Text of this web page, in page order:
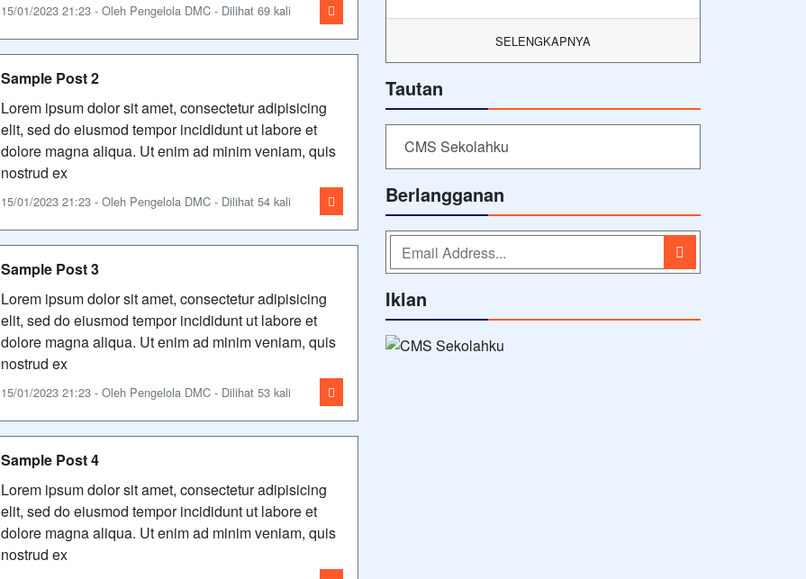
15/01/2023 21:23 - Oleh Pengelola DMC - Dilihat 69 kali
Sample Post 2
Lorem ipsum dolor sit amet, consectetur adipisicing
elit, sed do eiusmod tempor incididunt ut labore et
dolore magna aliqua. Ut enim ad minim veniam, quis
nostrud ex
15/01/2023 21:23 - Oleh Pengelola DMC - Dilihat 54 kali
Sample Post 3
Lorem ipsum dolor sit amet, consectetur adipisicing
elit, sed do eiusmod tempor incididunt ut labore et
dolore magna aliqua. Ut enim ad minim veniam, quis
nostrud ex
15/01/2023 21:23 - Oleh Pengelola DMC - Dilihat 53 kali
Sample Post 4
Lorem ipsum dolor sit amet, consectetur adipisicing
elit, sed do eiusmod tempor incididunt ut labore et
dolore magna aliqua. Ut enim ad minim veniam, quis
nostrud ex
SELENGKAPNYA
Tautan
CMS Sekolahku
Berlangganan
Iklan